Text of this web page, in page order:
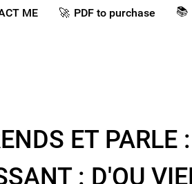
ME 🚀​ PDF to purchase 📚
ET
: D'OU